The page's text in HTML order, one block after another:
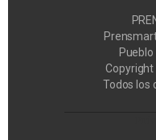
Todos los